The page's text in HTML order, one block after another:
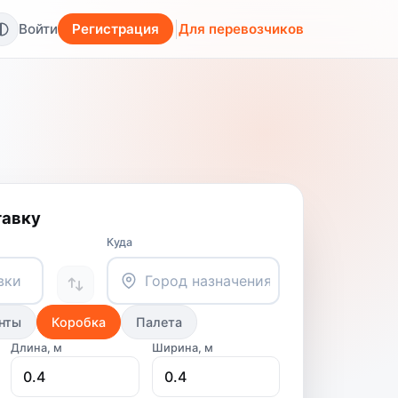
Войти Регистрация Для перевозчиков
Куда
Коробка Палета
Длина, м Ширина, м